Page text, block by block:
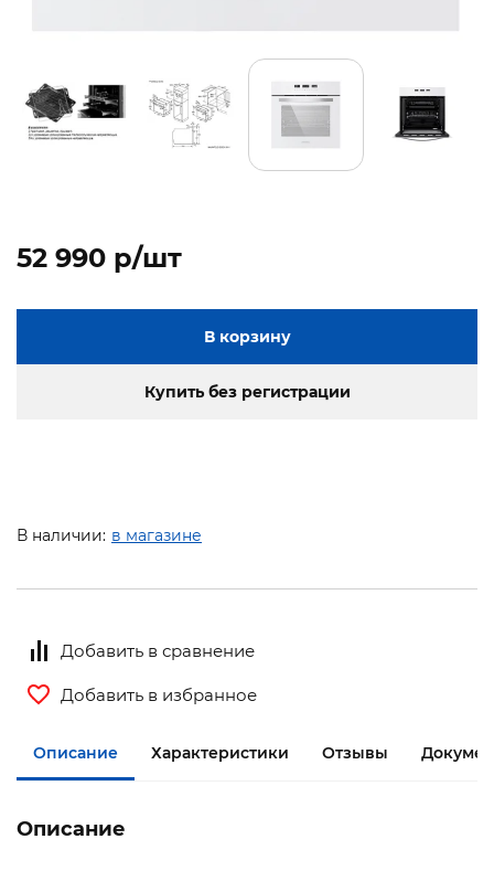
52 990 p/шт
В корзину
Купить без регистрации
В наличии: в магазине
Добавить в сравнение
Добавить в избранное
Описание Характеристики Отзывы
Описание